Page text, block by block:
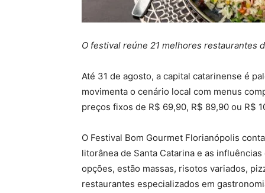
O festival reúne 21 melhores restaurantes
Até 31 de agosto, a capital catarinense é
movimenta o cenário local com menus
preços fixos de R$ 69,90, R$ 89,90 ou R$
O Festival Bom Gourmet Florianópolis
litorânea de Santa Catarina e as
opções, estão massas, risotos variados,
restaurantes especializados em